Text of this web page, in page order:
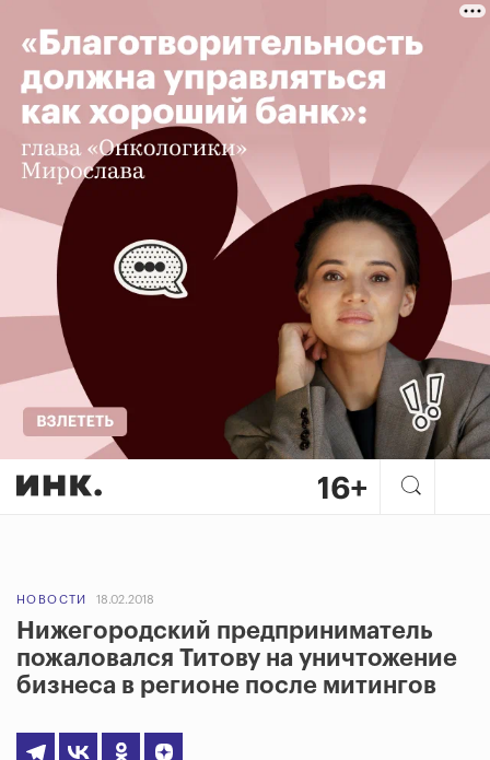
НОВОСТИ 18.02.2018
Нижегородский предприниматель
пожаловался Титову на уничтожение
бизнеса в регионе после митингов